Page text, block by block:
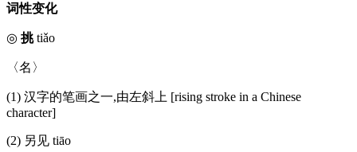
词性变化
◎ 挑tiǎo
〈名〉
(1) 汉字的笔画之一,由左斜上 [rising stroke in a Chinese
character]
(2) 另见 tiāo